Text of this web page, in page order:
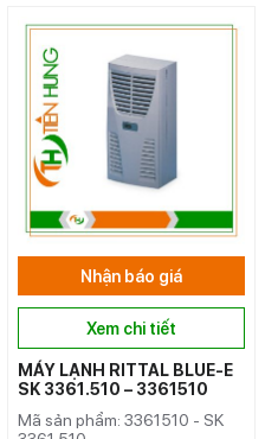
Nhận báo giá
Xem chi tiết
MÁY LẠNH RITTAL BLUE-E
SK 3361.510 – 3361510
Mã sản phẩm: 3361510 - SK